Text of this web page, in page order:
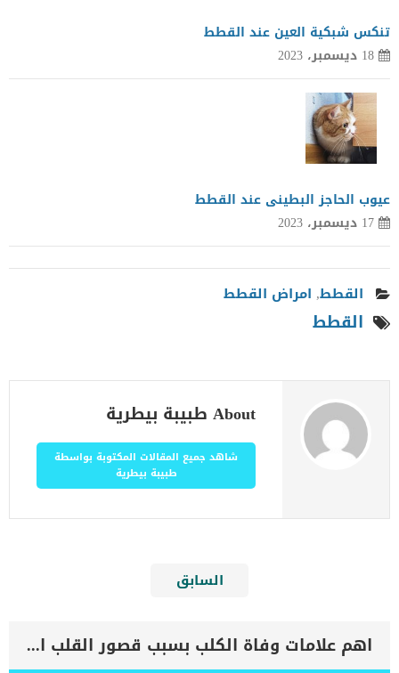
تنكس شبكية العين عند القطط
18 ديسمبر، 2023
عيوب الحاجز البطينى عند القطط
17 ديسمبر، 2023
القطط, امراض القطط
القطط
About طبيبة بيطرية
شاهد جميع المقالات المكتوبة بواسطة
طبيبة بيطرية
السابق
اهم علامات وفاة الكلب بسبب قصور القلب الاحتقانى